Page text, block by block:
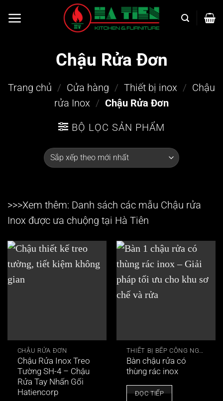
qua
Chậu Rửa Đơn
Trang chủ / Cửa hàng / Thiết bị inox / Chậu
rửa Inox / Chậu Rửa Đơn
BỘ LỌC SẢN PHẨM
>>>Xem thêm: Danh sách các mẫu Chậu rửa
Inox được ưa chuộng tại Hà Tiên
CHẬU RỬA ĐƠN
Chậu Rửa Inox Treo
Tường SH-4 – Chậu
Rửa Tay Nhấn Gối
Hatiencorp
Bàn chậu rửa có
thùng rác inox
ĐỌC TIẾP